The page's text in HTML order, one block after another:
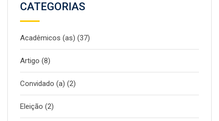
CATEGORIAS
Acadêmicos (as) (37)
Artigo (8)
Convidado (a) (2)
Eleição (2)